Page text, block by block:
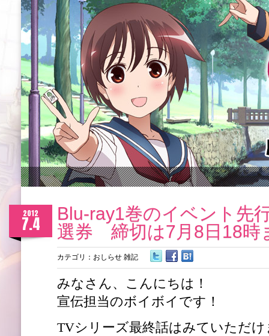
Blu-ray1巻のイベント先
選券 締切は7月8日18時
2012
7.4
カテゴリ： おしらせ 雑記
みなさん、こんにちは！
宣伝担当のボイボイです！
TVシリーズ最終話はみていただ